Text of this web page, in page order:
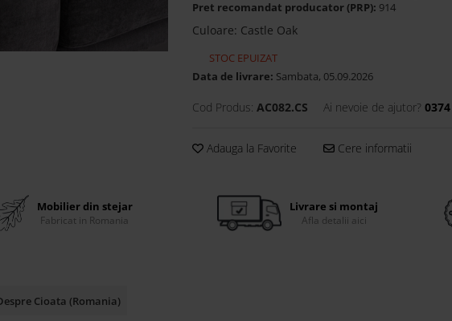
Pret recomandat producator (PRP): 914
Culoare: Castle Oak
STOC EPUIZAT
Data de livrare: Sambata, 05.09.2026
Cod Produs: AC082.CS Ai nevoie de ajutor?
Adauga la Favorite Cere informatii
Mobilier din stejar
Fabricat in Romania
Livrare si montaj
Afla detalii aici
Cioata (Romania)